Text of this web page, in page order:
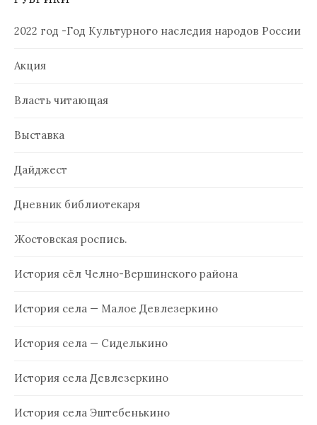
2022 год -Год Культурного наследия народов России
Акция
Власть читающая
Выставка
Дайджест
Дневник библиотекаря
Жостовская роспись.
История сёл Челно-Вершинского района
История села — Малое Девлезеркино
История села — Сиделькино
История села Девлезеркино
История села Эштебенькино